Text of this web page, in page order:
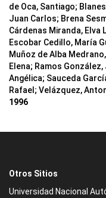
de Oca, Santiago;
Juan Carlos; Brena
Cárdenas Miranda, Elva
Escobar Cedillo, María
Muñoz de Alba
Elena; Ramos
Angélica; Sauceda
Rafael; Velázquez,
1996
Otros Sitios
Universidad Nacional